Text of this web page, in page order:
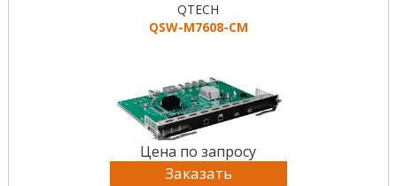
QTECH
QSW-M7608-CM
Цена по запросу
Заказать